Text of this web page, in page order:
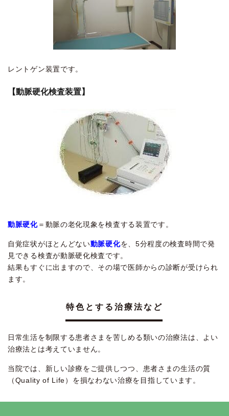
レントゲン装置です。
【動脈硬化検査装置】
動脈硬化＝動脈の老化現象を検査する装置です。
自覚症状がほとんどない動脈硬化を、5分程度の検査時間で発
見できる検査が動脈硬化検査です。
結果もすぐに出ますので、その場で医師からの診断が受けられ
ます。
特色とする治療法など
日常生活を制限する患者さまを苦しめる類いの治療法は、よい
治療法とは考えていません。
当院では、新しい診療をご提供しつつ、患者さまの生活の質
（Quality of Life）を損なわない治療を目指しています。